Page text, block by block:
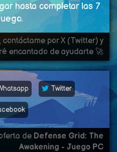
hasta completar las 7
por X (Twitter) y
encantado de ayudarte 🚀
Twitter
de Defense Grid: The
Awakening - Juego PC